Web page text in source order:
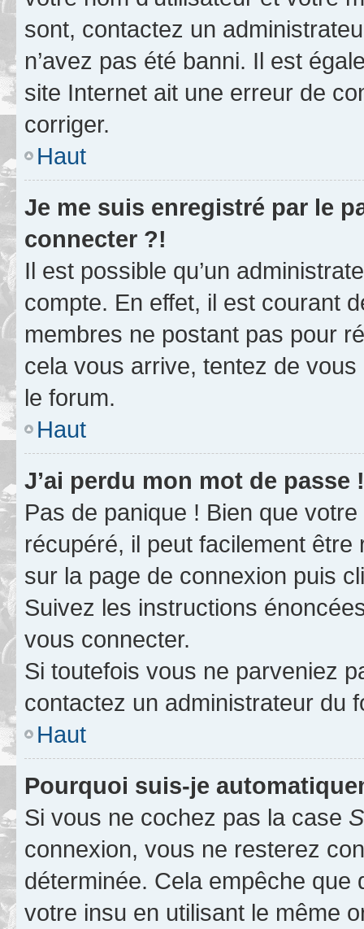
sont, contactez un
n’avez pas été banni. Il est
site Internet ait une erreur de
corriger.
Haut
Je me suis enregistré par le
connecter ?!
Il est possible qu’un
compte. En effet, il est courant
membres ne postant pas pour
cela vous arrive, tentez de
le forum.
Haut
J’ai perdu mon mot de passe !
Pas de panique ! Bien que
récupéré, il peut facilement
sur la page de connexion puis
Suivez les instructions
vous connecter.
Si toutefois vous ne parveniez
contactez un administrateur du
Haut
Pourquoi suis-je
Si vous ne cochez pas la case
connexion, vous ne resterez
déterminée. Cela empêche que
votre insu en utilisant le même